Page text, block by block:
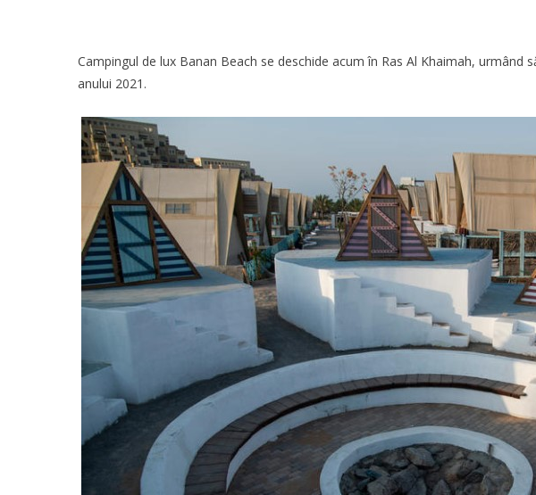
Campingul de lux Banan Beach se deschide acum în Ras Al Khaimah, urmând
anului 2021.